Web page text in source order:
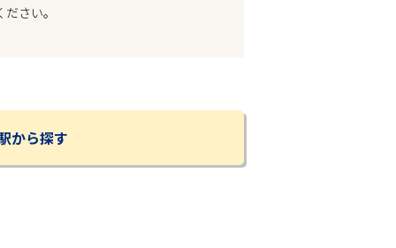
さい。
から探す